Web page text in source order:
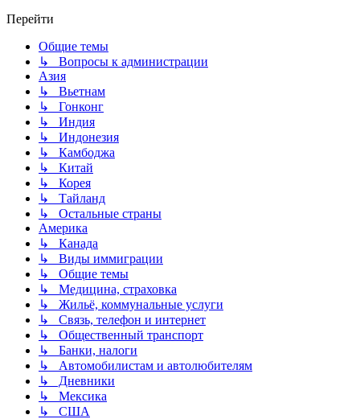
Перейти
Общие темы
↳ Вопросы к администрации
Азия
↳ Вьетнам
↳ Гонконг
↳ Индия
↳ Индонезия
↳ Камбоджа
↳ Китай
↳ Корея
↳ Тайланд
↳ Остальные страны
Америка
↳ Канада
↳ Виды иммиграции
↳ Общие темы
↳ Медицина, страховка
↳ Жильё, коммунальные услуги
↳ Связь, телефон и интернет
↳ Общественный транспорт
↳ Банки, налоги
↳ Автомобилистам и автолюбителям
↳ Дневники
↳ Мексика
↳ США